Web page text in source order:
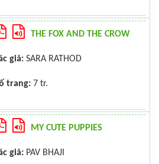
THE FOX AND THE CROW
giả: SARA RATHOD
trang: 7 tr.
MY CUTE PUPPIES
giả: PAV BHAJI